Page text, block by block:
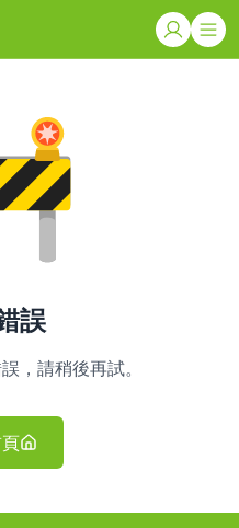
誤
，請稍後再試。